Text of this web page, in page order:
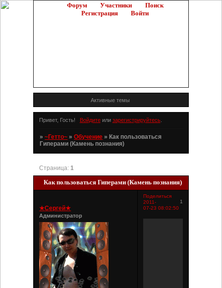
Форум Участники
Поиск
Регистрация
Войти
Активные темы
Привет, Гость! Войдитеили зарегистрируйтесь.
»~Гетто~ »Обучение » Как пользоваться
Гиперами (Камень познания)
Как пользоваться Гиперами (Камень познания)
Страница:1
Поделиться
1
2011-
07-23 08:02:50
★Сергей★
Администратор